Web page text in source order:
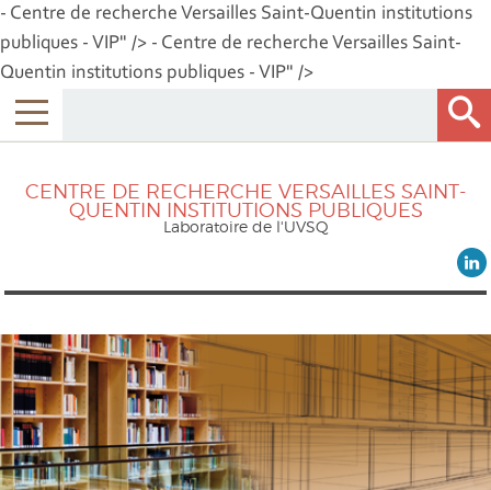
- Centre de recherche Versailles Saint-Quentin institutions
publiques - VIP" /> - Centre de recherche Versailles Saint-
Quentin institutions publiques - VIP" />
CENTRE DE RECHERCHE VERSAILLES SAINT-
QUENTIN INSTITUTIONS PUBLIQUES
Laboratoire de l'UVSQ